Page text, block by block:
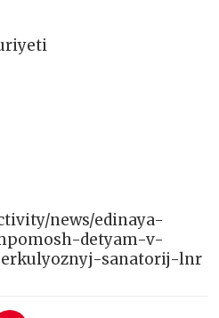
news/edinaya-
detyam-v-
sanatorij-lnr